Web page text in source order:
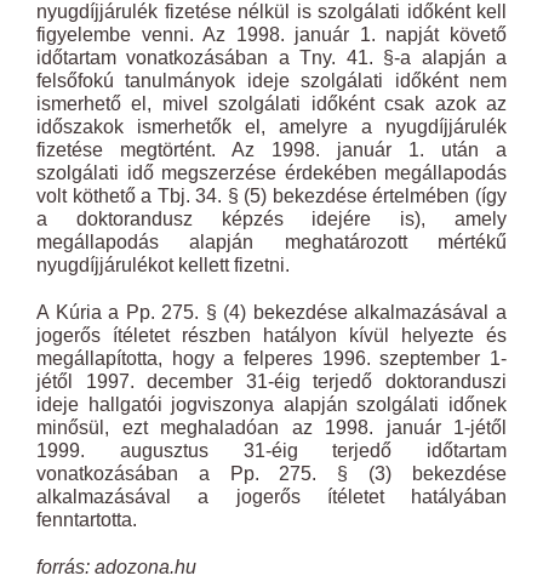
nyugdíjjárulék fizetése nélkül is szolgálati időként kell
figyelembe venni. Az 1998. január 1. napját követő
időtartam vonatkozásában a Tny. 41. §-a alapján a
felsőfokú tanulmányok ideje szolgálati időként nem
ismerhető el, mivel szolgálati időként csak azok az
időszakok ismerhetők el, amelyre a nyugdíjjárulék
fizetése megtörtént. Az 1998. január 1. után a
szolgálati idő megszerzése érdekében megállapodás
volt köthető a Tbj. 34. § (5) bekezdése értelmében (így
a doktorandusz képzés idejére is), amely
megállapodás alapján meghatározott mértékű
nyugdíjjárulékot kellett fizetni.
A Kúria a Pp. 275. § (4) bekezdése alkalmazásával a
jogerős ítéletet részben hatályon kívül helyezte és
megállapította, hogy a felperes 1996. szeptember 1-
jétől 1997. december 31-éig terjedő doktoranduszi
ideje hallgatói jogviszonya alapján szolgálati időnek
minősül, ezt meghaladóan az 1998. január 1-jétől
1999. augusztus 31-éig terjedő időtartam
vonatkozásában a Pp. 275. § (3) bekezdése
alkalmazásával a jogerős ítéletet hatályában
fenntartotta.
forrás: adozona.hu